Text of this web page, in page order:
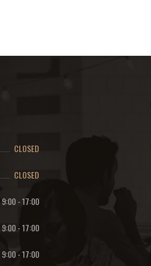
CLOSED
CLOSED
9:00-17:00
9:00-17:00
9:00-17:00